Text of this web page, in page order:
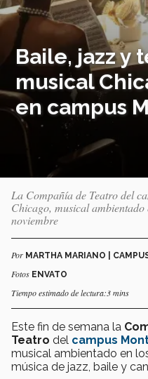
Baile, jazz y
musical
en campus
La Compañía de Teatro del
Chicago, musical
noviembre
Por MARTHA MARIANO |
Fotos ENVATO
Tiempo estimado de lectura:3 mins
Este fin de semana la
Teatro del campus
musical ambientado en
música de jazz, baile y